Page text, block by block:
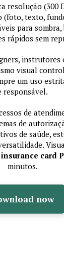
resolução (300
(foto, texto,
para
rápidos sem
instrutores
visual
um uso
responsável.
de
de
de saúde,
card
minutos.
now